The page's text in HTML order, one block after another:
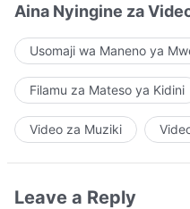
Aina Nyingine za
Usomaji wa Maneno ya
Filamu za Mateso ya Kidini
Video za Muziki
Leave a Reply